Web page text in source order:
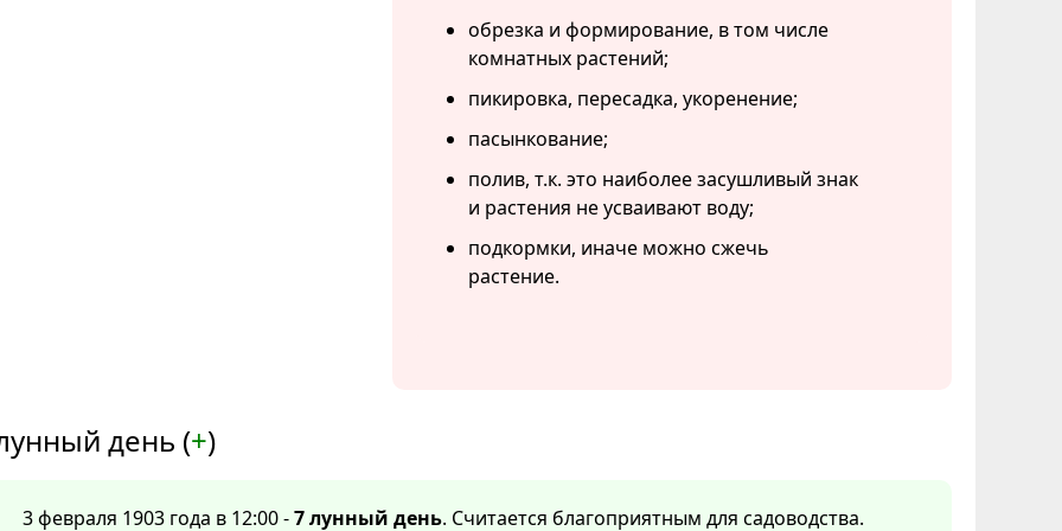
обрезка и формирование, в том числе
комнатных растений;
пикировка, пересадка, укоренение;
пасынкование;
полив, т.к. это наиболее засушливый знак
и растения не усваивают воду;
подкормки, иначе можно сжечь
растение.
день (+)
3 февраля 1903 года в 12:00 -7 лунный день. Считается благоприятным для садоводства.